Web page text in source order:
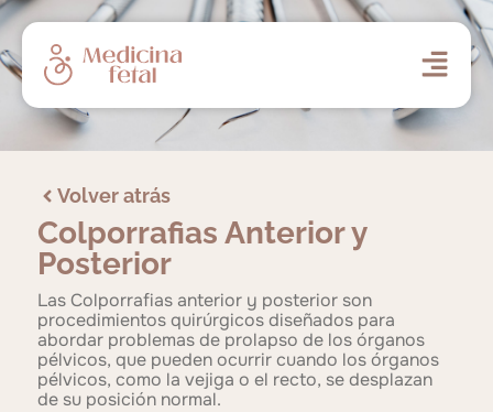
Volver atrás
Colporrafias Anterior y
Posterior
Las Colporrafias anterior y posterior son
procedimientos quirúrgicos diseñados para
abordar problemas de prolapso de los órganos
pélvicos, que pueden ocurrir cuando los órganos
pélvicos, como la vejiga o el recto, se desplazan
de su posición normal.